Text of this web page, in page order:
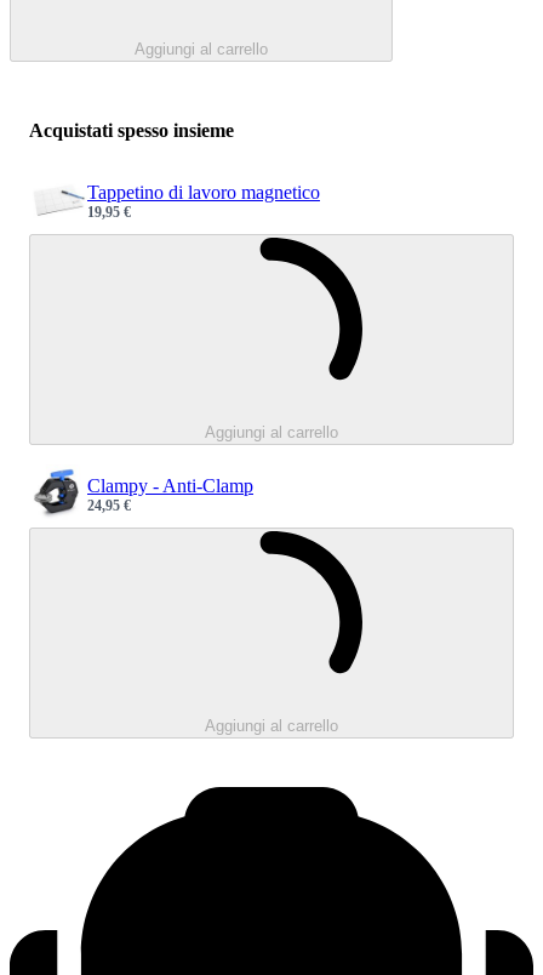
Aggiungi al carrello
Acquistati spesso insieme
Tappetino di lavoro magnetico
Sale price
19,95 €
Aggiungi al carrello
Clampy - Anti-Clamp
Sale price
24,95 €
Aggiungi al carrello